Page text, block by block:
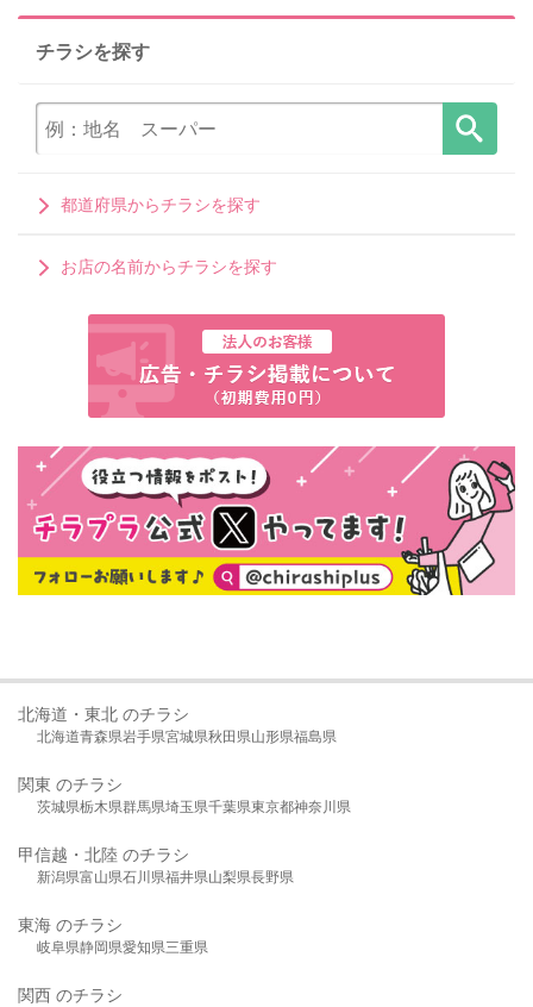
チラシを探す
都道府県からチラシを探す
お店の名前からチラシを探す
北海道・東北 のチラシ
北海道青森県岩手県宮城県秋田県山形県福島県
関東 のチラシ
茨城県栃木県群馬県埼玉県千葉県東京都神奈川県
甲信越・北陸 のチラシ
新潟県富山県石川県福井県山梨県長野県
東海 のチラシ
岐阜県静岡県愛知県三重県
関西 のチラシ